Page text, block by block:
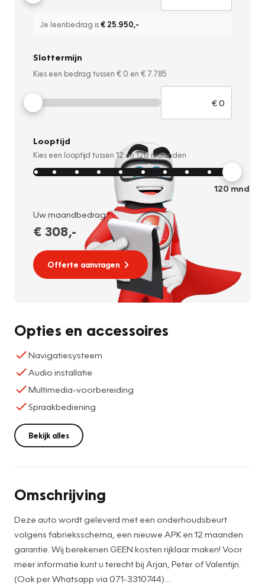
Je leenbedrag is€ 25.950,-
Slottermijn
Kies een bedrag tussen € 0 en € 7.785
Looptijd
Kies een looptijd tussen 12 en120 maanden
120mnd
Uw maandbedrag:
€ 308,-
Offerte aanvragen
Opties en accessoires
Navigatiesysteem
Audio installatie
Multimedia-voorbereiding
Spraakbediening
Bekijk alles
Omschrijving
Deze auto wordt geleverd met een onderhoudsbeurt
volgens fabrieksschema, een nieuwe APK en 12 maanden
garantie. Wij berekenen GEEN kosten rijklaar maken! Voor
meer informatie kunt u terecht bij Arjan, Peter of Valentijn.
(Ook per Whatsapp via 071-3310744)